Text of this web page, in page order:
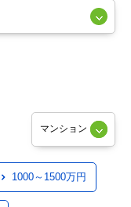
1000～1500万円